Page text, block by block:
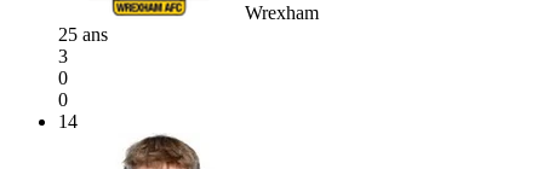
Wrexham
25 ans
3
0
0
14